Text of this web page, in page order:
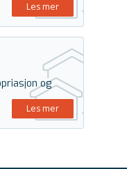
Les mer
og
Les mer